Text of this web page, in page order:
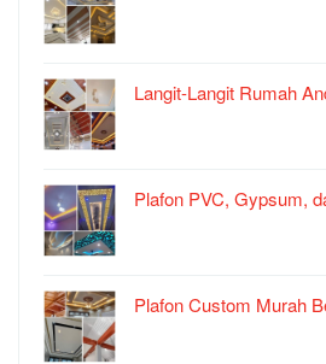
Langit-Langit Rumah
Plafon PVC, Gypsum,
Plafon Custom Murah